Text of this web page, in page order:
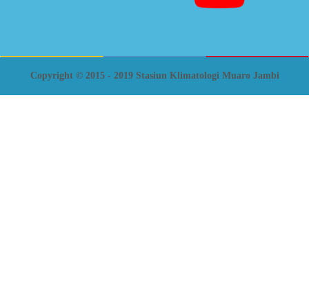
Copyright © 2015 - 2019 Stasiun Klimatologi Muaro Jambi